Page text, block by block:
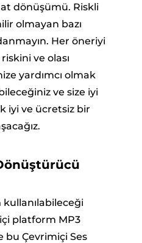
dönüşümü. Riskli
olmayan bazı
Her öneriyi
ve olası
yardımcı olmak
ve size iyi
iyi ve ücretsiz bir
kullanılabileceği
platform MP3
Çevrimiçi Ses